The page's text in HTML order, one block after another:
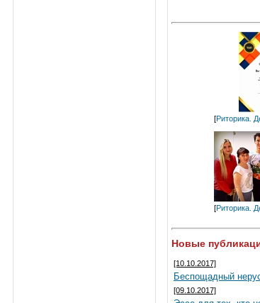
[Риторика.
[Риторика.
Новые
[10.10.2017]
Беспощадный
[09.10.2017]